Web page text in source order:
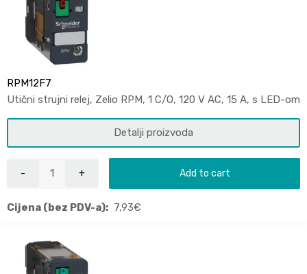
RPM12F7
Utični strujni relej, Zelio RPM, 1 C/O, 120 V AC, 15 A, s LED-om
Detalji proizvoda
Add to cart
Cijena (bez PDV-a): 7,93€